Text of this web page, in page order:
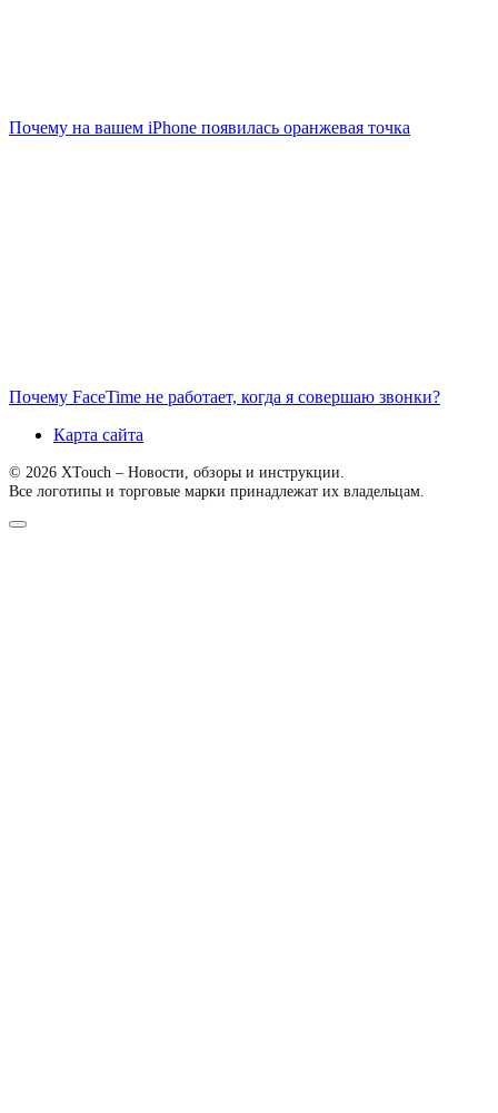
Почему на вашем iPhone появилась оранжевая точка
Почему FaceTime не работает, когда я совершаю звонки?
Карта сайта
© 2026 XTouch – Новости, обзоры и инструкции.
Все логотипы и торговые марки принадлежат их владельцам.